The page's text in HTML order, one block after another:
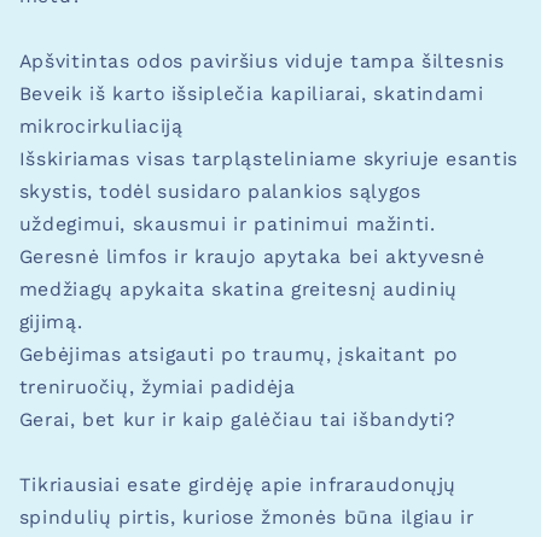
Apšvitintas odos paviršius viduje tampa šiltesnis
Beveik iš karto išsiplečia kapiliarai, skatindami
mikrocirkuliaciją
Išskiriamas visas tarpląsteliniame skyriuje esantis
skystis, todėl susidaro palankios sąlygos
uždegimui, skausmui ir patinimui mažinti.
Geresnė limfos ir kraujo apytaka bei aktyvesnė
medžiagų apykaita skatina greitesnį audinių
gijimą.
Gebėjimas atsigauti po traumų, įskaitant po
treniruočių, žymiai padidėja
Gerai, bet kur ir kaip galėčiau tai išbandyti?
Tikriausiai esate girdėję apie infraraudonųjų
spindulių pirtis, kuriose žmonės būna ilgiau ir